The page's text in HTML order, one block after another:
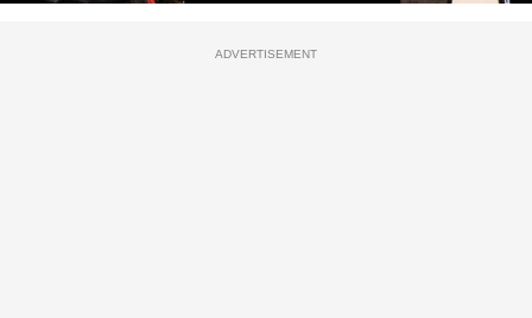
ADVERTISEMENT